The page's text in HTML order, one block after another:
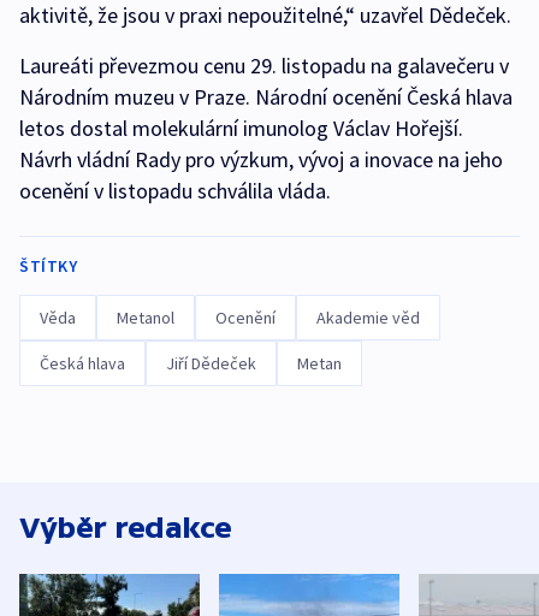
aktivitě, že jsou v praxi nepoužitelné,“ uzavřel Dědeček.
Laureáti převezmou cenu 29. listopadu na galavečeru v
Národním muzeu v Praze. Národní ocenění Česká hlava
letos dostal molekulární imunolog Václav Hořejší.
Návrh vládní Rady pro výzkum, vývoj a inovace na jeho
ocenění v listopadu schválila vláda.
ŠTÍTKY
Věda Metanol Ocenění Akademie věd
Česká hlava Jiří Dědeček Metan
Výběr redakce